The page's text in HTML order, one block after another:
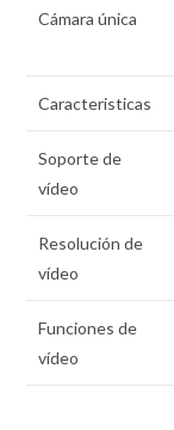
Cámara única
Caracteristicas
Soporte de
vídeo
Resolución de
vídeo
Funciones de
vídeo